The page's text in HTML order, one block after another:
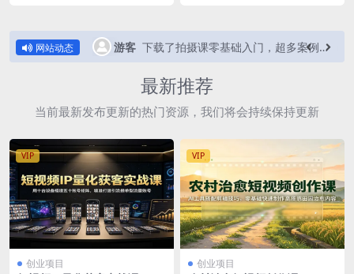
网站动态 下载了Waifu2x Extension-GUI v3.128.01 40 秒前
游客 下载了拍摄课零基础入门，超多案例教学，视频作品走不同角度来呈现，最终形成完整的作品
最新推荐
当前最新发布更新的热门资源，我们将会持续保持更新
VIP
创业项目
VIP
创业项目